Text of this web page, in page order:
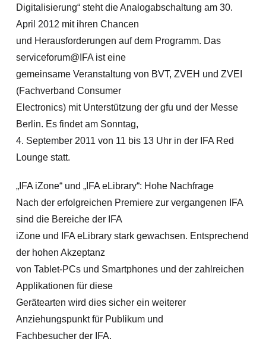
Digitalisierung“ steht die Analogabschaltung am 30.
April 2012 mit ihren Chancen
und Herausforderungen auf dem Programm. Das
serviceforum@IFA ist eine
gemeinsame Veranstaltung von BVT, ZVEH und ZVEI
(Fachverband Consumer
Electronics) mit Unterstützung der gfu und der Messe
Berlin. Es findet am Sonntag,
4. September 2011 von 11 bis 13 Uhr in der IFA Red
Lounge statt.
„IFA iZone“ und „IFA eLibrary“: Hohe Nachfrage
Nach der erfolgreichen Premiere zur vergangenen IFA
sind die Bereiche der IFA
iZone und IFA eLibrary stark gewachsen. Entsprechend
der hohen Akzeptanz
von Tablet-PCs und Smartphones und der zahlreichen
Applikationen für diese
Gerätearten wird dies sicher ein weiterer
Anziehungspunkt für Publikum und
Fachbesucher der IFA.